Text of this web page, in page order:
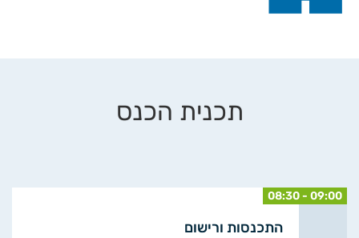
תכנית הכנס
08:30 - 09:00
התכנסות ורישום